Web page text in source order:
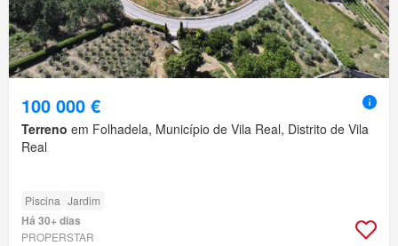
100 000 €
Terreno em Folhadela, Município de Vila Real, Distrito de Vila
Real
Piscina Jardim
Há 30+ dias
PROPERSTAR